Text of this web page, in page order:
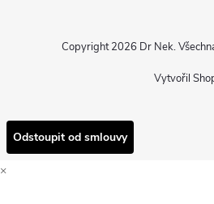
Vytvořil
Copyright 2026 Dr Nek.
Odstoupit od smlouvy
×